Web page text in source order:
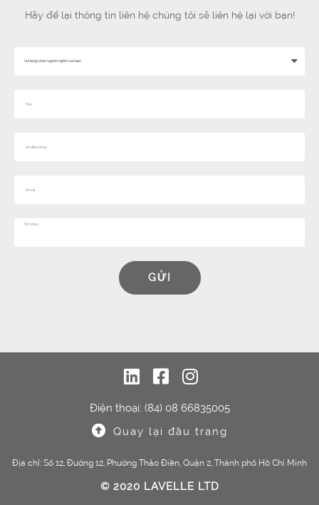
Hãy để lại thông tin liên hệ chúng tôi sẽ liên hệ lại với bạn!
GỬI
© 2020 LAVELLE LTD
Quay lại đầu trang
Địa chỉ: Số 12, Đường 12, Phường Thảo Điền, Quận 2, Thành phố Hồ Chí Minh
Điện thoại: (84) 08 66835005